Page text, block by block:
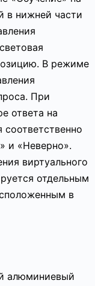
в нижней части
В режиме
При
ответа на
соответственно
и «Неверно».
виртуального
отдельным
в
алюминиевый